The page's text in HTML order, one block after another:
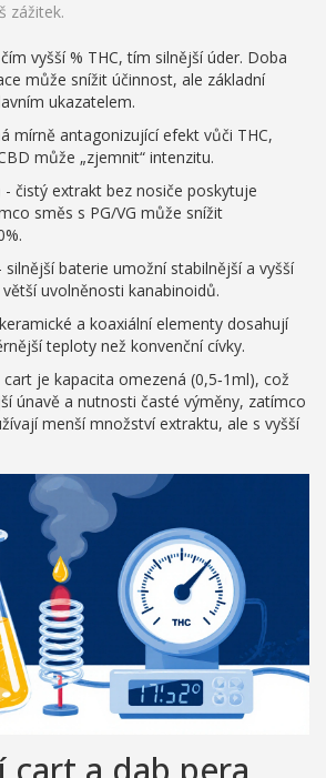
zážitek.
vyšší % THC, tím silnější úder. Doba
může snížit účinnost, ale základní
ukazatelem.
mírně antagonizující efekt vůči THC,
může „zjemnit“ intenzitu.
- čistý extrakt bez nosiče poskytuje
směs s PG/VG může snížit
silnější baterie umožní stabilnější a vyšší
uvolněnosti kanabinoidů.
a koaxiální elementy dosahují
teploty než konvenční cívky.
cart je kapacita omezená (0,5‑1ml), což
únavě a nutnosti časté výměny, zatímco
menší množství extraktu, ale s vyšší